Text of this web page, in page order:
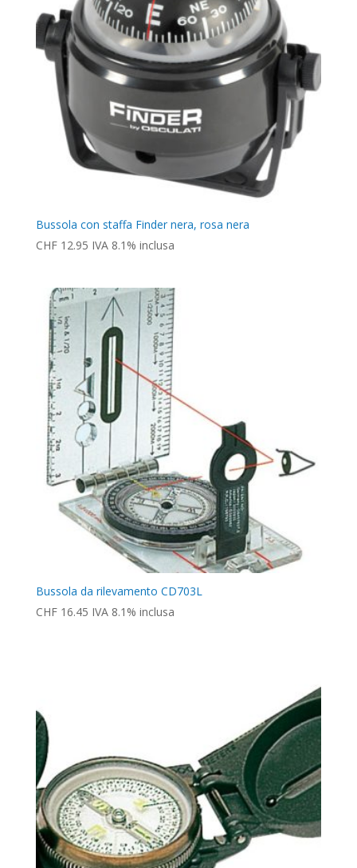
Bussola con staffa Finder nera, rosa nera
CHF12.95 IVA 8.1% inclusa
Bussola da rilevamento CD703L
CHF16.45 IVA 8.1% inclusa